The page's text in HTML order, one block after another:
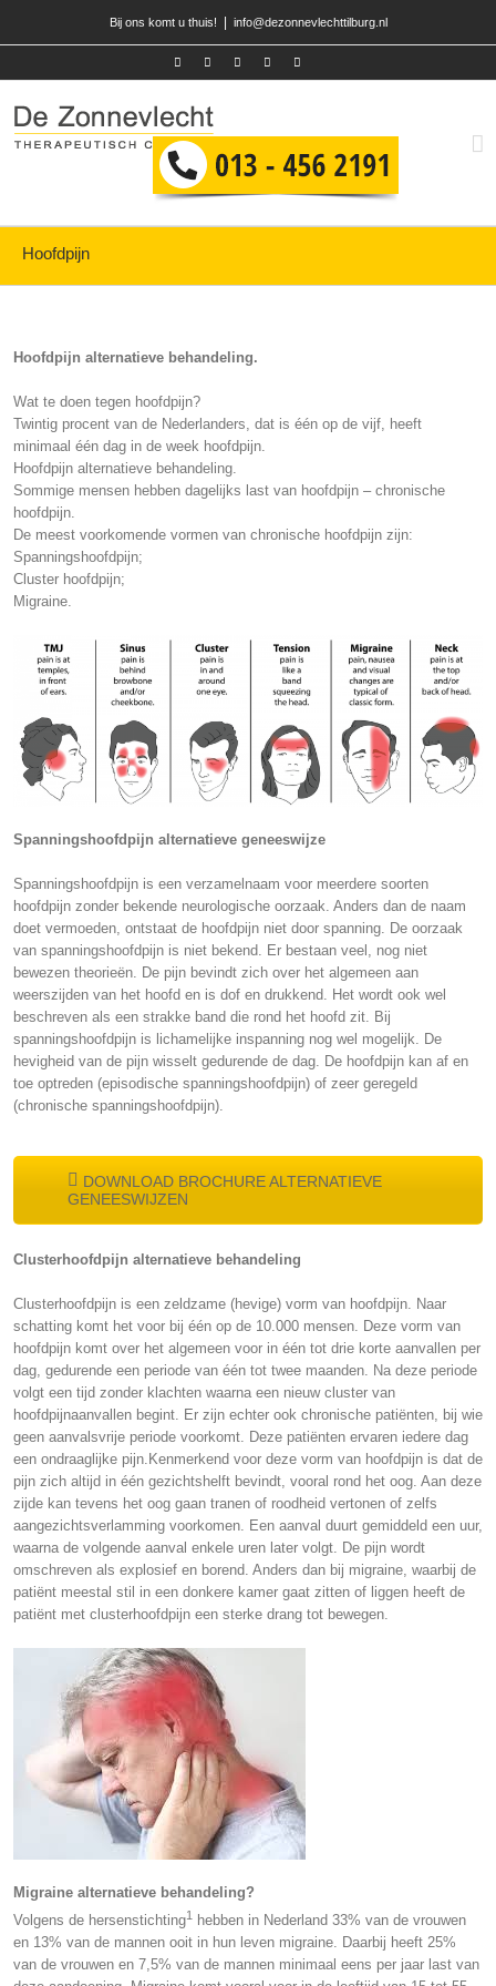
Bij ons komt u thuis! info@dezonnevlechttilburg.nl
Hoofdpijn
Hoofdpijn alternatieve behandeling.
Wat te doen tegen hoofdpijn?
Twintig procent van de Nederlanders, dat is één op de vijf, heeft
minimaal één dag in de week hoofdpijn.
Hoofdpijn alternatieve behandeling.
Sommige mensen hebben dagelijks last van hoofdpijn – chronische
hoofdpijn.
De meest voorkomende vormen van chronische hoofdpijn zijn:
Spanningshoofdpijn;
Cluster hoofdpijn;
Migraine.
Spanningshoofdpijn alternatieve geneeswijze
Spanningshoofdpijn is een verzamelnaam voor meerdere soorten
hoofdpijn zonder bekende neurologische oorzaak. Anders dan de naam
doet vermoeden, ontstaat de hoofdpijn niet door spanning. De oorzaak
van spanningshoofdpijn is niet bekend. Er bestaan veel, nog niet
bewezen theorieën. De pijn bevindt zich over het algemeen aan
weerszijden van het hoofd en is dof en drukkend. Het wordt ook wel
beschreven als een strakke band die rond het hoofd zit. Bij
spanningshoofdpijn is lichamelijke inspanning nog wel mogelijk. De
hevigheid van de pijn wisselt gedurende de dag. De hoofdpijn kan af en
toe optreden (episodische spanningshoofdpijn) of zeer geregeld
(chronische spanningshoofdpijn).
DOWNLOAD BROCHURE ALTERNATIEVE
GENEESWIJZEN
Clusterhoofdpijn alternatieve behandeling
Clusterhoofdpijn is een zeldzame (hevige) vorm van hoofdpijn. Naar
schatting komt het voor bij één op de 10.000 mensen. Deze vorm van
hoofdpijn komt over het algemeen voor in één tot drie korte aanvallen per
dag, gedurende een periode van één tot twee maanden. Na deze periode
volgt een tijd zonder klachten waarna een nieuw cluster van
hoofdpijnaanvallen begint. Er zijn echter ook chronische patiënten, bij wie
geen aanvalsvrije periode voorkomt. Deze patiënten ervaren iedere dag
een ondraaglijke pijn.Kenmerkend voor deze vorm van hoofdpijn is dat de
pijn zich altijd in één gezichtshelft bevindt, vooral rond het oog. Aan deze
zijde kan tevens het oog gaan tranen of roodheid vertonen of zelfs
aangezichtsverlamming voorkomen. Een aanval duurt gemiddeld een uur,
waarna de volgende aanval enkele uren later volgt. De pijn wordt
omschreven als explosief en borend. Anders dan bij migraine, waarbij de
patiënt meestal stil in een donkere kamer gaat zitten of liggen heeft de
patiënt met clusterhoofdpijn een sterke drang tot bewegen.
Migraine alternatieve behandeling?
Volgens de hersenstichting1
hebben in Nederland 33% van de vrouwen
en 13% van de mannen ooit in hun leven migraine. Daarbij heeft 25%
van de vrouwen en 7,5% van de mannen minimaal eens per jaar last van